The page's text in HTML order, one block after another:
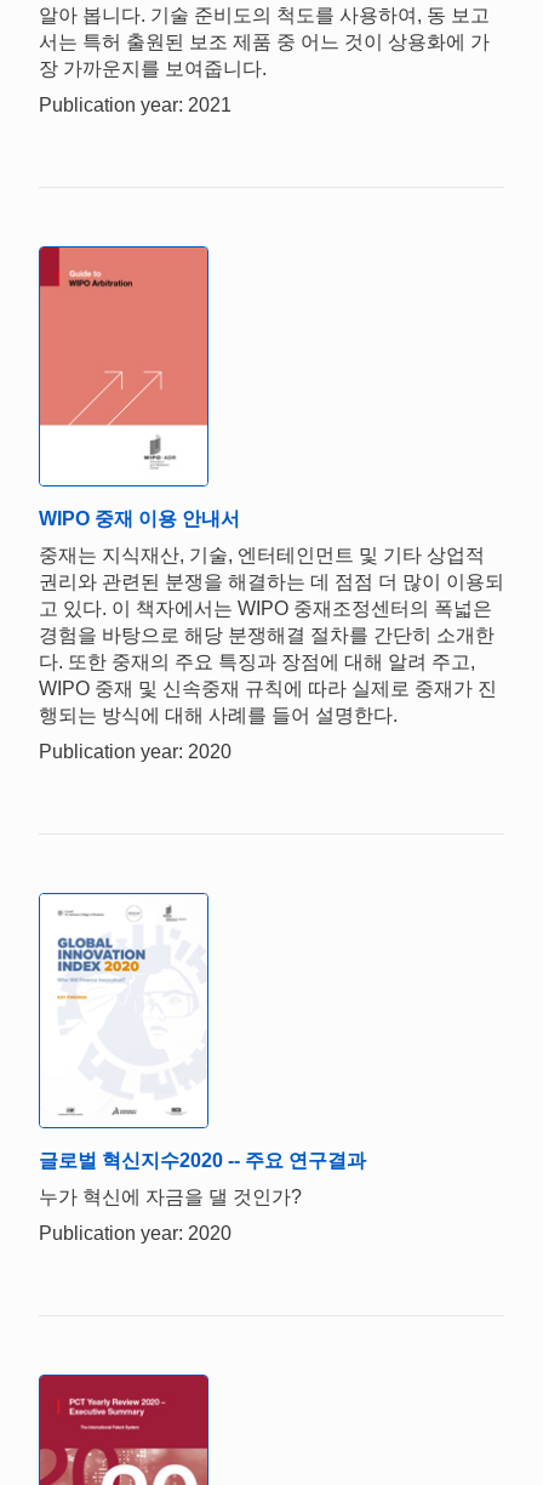
알아 봅니다. 기술 준비도의 척도를 사용하여, 동 보고
서는 특허 출원된 보조 제품 중 어느 것이 상용화에 가
장 가까운지를 보여줍니다.
Publication year: 2021
WIPO 중재 이용 안내서
중재는 지식재산, 기술, 엔터테인먼트 및 기타 상업적
권리와 관련된 분쟁을 해결하는 데 점점 더 많이 이용되
고 있다. 이 책자에서는 WIPO 중재조정센터의 폭넓은
경험을 바탕으로 해당 분쟁해결 절차를 간단히 소개한
다. 또한 중재의 주요 특징과 장점에 대해 알려 주고,
WIPO 중재 및 신속중재 규칙에 따라 실제로 중재가 진
행되는 방식에 대해 사례를 들어 설명한다.
Publication year: 2020
글로벌 혁신지수2020 -- 주요 연구결과
누가 혁신에 자금을 댈 것인가?
Publication year: 2020